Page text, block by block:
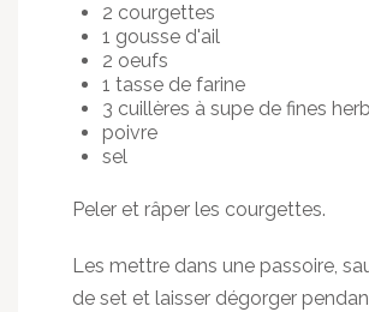
2 courgettes
1 gousse d'ail
2 oeufs
1 tasse de farine
3 cuillères à supe de fines
poivre
sel
Peler et râper les courgettes.
Les mettre dans une passoire,
de set et laisser dégorger